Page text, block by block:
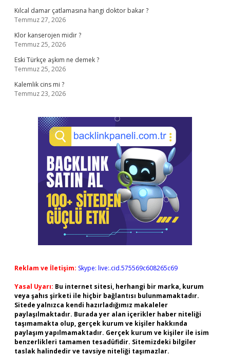
Kılcal damar çatlamasına hangi doktor bakar ?
Temmuz 27, 2026
Klor kanserojen midir ?
Temmuz 25, 2026
Eski Türkçe aşkım ne demek ?
Temmuz 25, 2026
Kalemlik cins mi ?
Temmuz 23, 2026
Reklam ve İletişim: Skype: live:.cid.575569c608265c69
Yasal Uyarı: Bu internet sitesi, herhangi bir marka, kurum
veya şahıs şirketi ile hiçbir bağlantısı bulunmamaktadır.
Sitede yalnızca kendi hazırladığımız makaleler
paylaşılmaktadır. Burada yer alan içerikler haber niteliği
taşımamakta olup, gerçek kurum ve kişiler hakkında
paylaşım yapılmamaktadır. Gerçek kurum ve kişiler ile isim
benzerlikleri tamamen tesadüfidir. Sitemizdeki bilgiler
taslak halindedir ve tavsiye niteliği taşımazlar.